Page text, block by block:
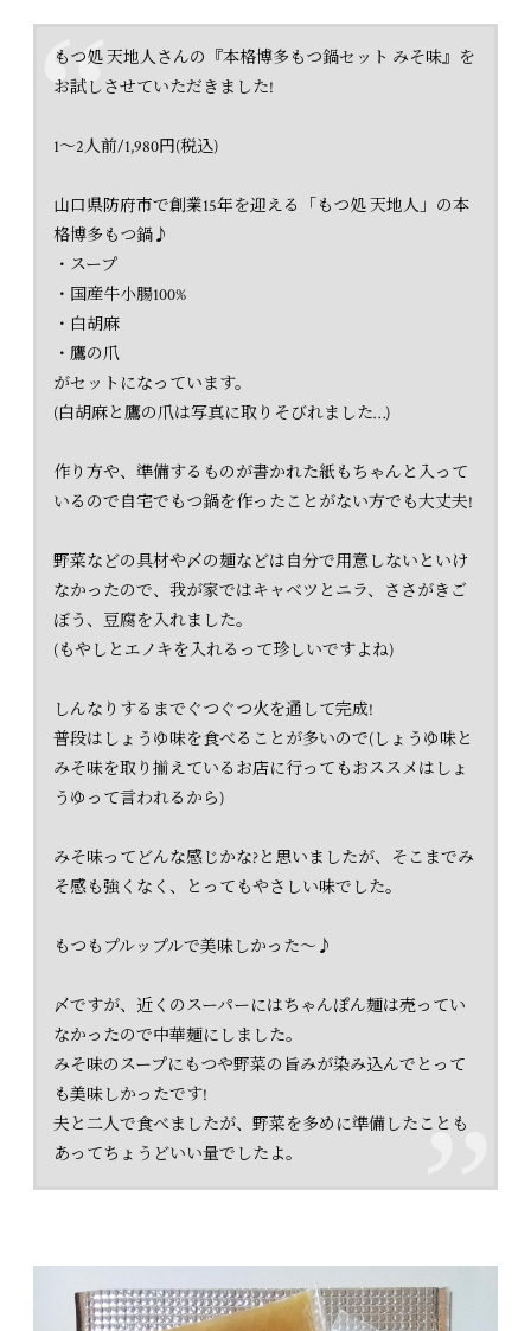
もつ処 天地人さんの『本格博多もつ鍋セット みそ味』を
お試しさせていただきました!
1〜2人前/1,980円(税込)
山口県防府市で創業15年を迎える「もつ処 天地人」の本
格博多もつ鍋♪
・スープ
・国産牛小腸100%
・白胡麻
・鷹の爪
がセットになっています。
(白胡麻と鷹の爪は写真に取りそびれました…)
作り方や、準備するものが書かれた紙もちゃんと入って
いるので自宅でもつ鍋を作ったことがない方でも大丈夫!
野菜などの具材や〆の麺などは自分で用意しないといけ
なかったので、我が家ではキャベツとニラ、ささがきご
ぼう、豆腐を入れました。
(もやしとエノキを入れるって珍しいですよね)
しんなりするまでぐつぐつ火を通して完成!
普段はしょうゆ味を食べることが多いので(しょうゆ味と
みそ味を取り揃えているお店に行ってもおススメはしょ
うゆって言われるから)
みそ味ってどんな感じかな?と思いましたが、そこまでみ
そ感も強くなく、とってもやさしい味でした。
もつもプルップルで美味しかった～♪
〆ですが、近くのスーパーにはちゃんぽん麺は売ってい
なかったので中華麺にしました。
みそ味のスープにもつや野菜の旨みが染み込んでとって
も美味しかったです!
夫と二人で食べましたが、野菜を多めに準備したことも
あってちょうどいい量でしたよ。